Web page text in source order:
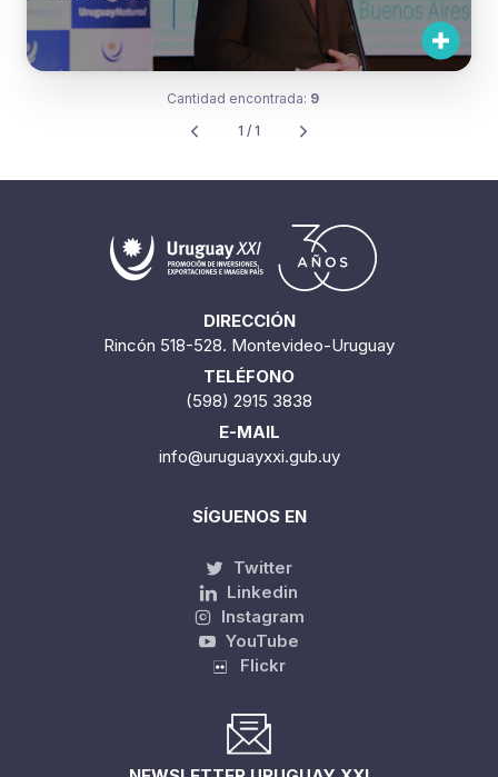
Uruguay presentó en Buenos Aires
sus cualidades como destino de
inversión
DIRECCIÓN
Rincón 518-528. Montevideo-Uruguay
TELÉFONO
E-MAIL
SÍGUENOS EN
Twitter
YouTube
Flickr